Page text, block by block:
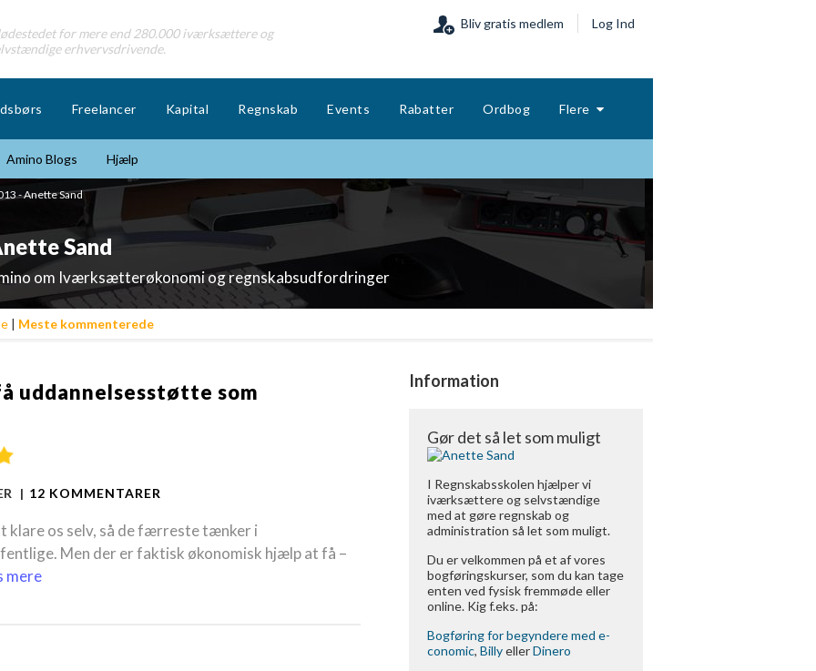
for mere end 280.000 iværksættere og
erhvervsdrivende.
Bliv gratis medlem Log Ind
Freelancer Kapital Regnskab Events Rabatter Ordbog Flere
Amino Blogs Hjælp
- Anette Sand
Sand
om Iværksætterøkonomi og regnskabsudfordringer
| Meste kommenterede
uddannelsesstøtte som
| 12 KOMMENTARER
os selv, så de færreste tænker i
Men der er faktisk økonomisk hjælp at få –
mere
Information
Gør det så let som muligt
I Regnskabsskolen hjælper vi
iværksættere og selvstændige
med at gøre regnskab og
administration så let som muligt.
Du er velkommen på et af vores
bogføringskurser, som du kan tage
enten ved fysisk fremmøde eller
online. Kig f.eks. på:
Bogføring for begyndere med e-
conomic, BillyellerDinero